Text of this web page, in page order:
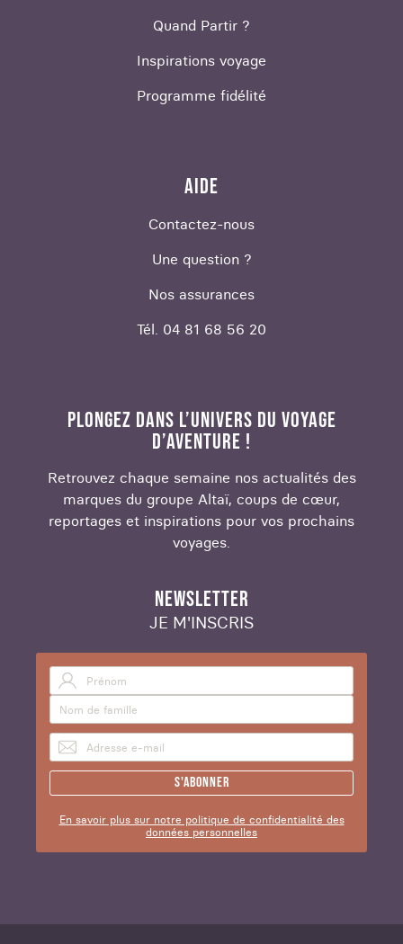
Quand Partir ?
Inspirations voyage
Programme fidélité
AIDE
Contactez-nous
Une question ?
Nos assurances
Tél. 04 81 68 56 20
PLONGEZ DANS L’UNIVERS DU VOYAGE
D’AVENTURE !
Retrouvez chaque semaine nos actualités des
marques du groupe Altaï, coups de cœur,
reportages et inspirations pour vos prochains
voyages.
NEWSLETTER
JE M'INSCRIS
S'abonner
En savoir plus sur notre politique de confidentialité des
données personnelles